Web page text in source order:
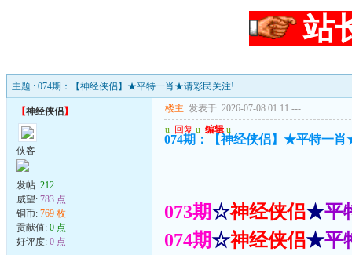
站
主题 : 074期：【神经侠侣】★平特一肖★请彩民关注!
【神经侠侣】
侠客
发帖: 212
威望: 783 点
铜币: 769 枚
贡献值: 0 点
好评度: 0 点
楼主 发表于: 2026-07-08 01:11 ---
u 回复 u 编辑 u
074期：【神经侠侣】★平特一
073期☆神经侠侣★平
074期☆神经侠侣★平